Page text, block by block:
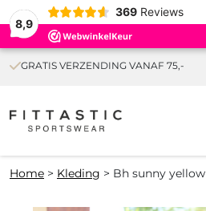
8,9
369 Reviews
GRATIS VERZENDING VANAF 75,-
Home > Kleding > Bh sunny yellow